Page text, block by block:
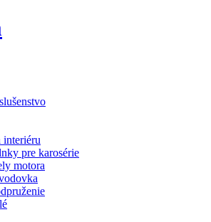
pre karosérie
motora